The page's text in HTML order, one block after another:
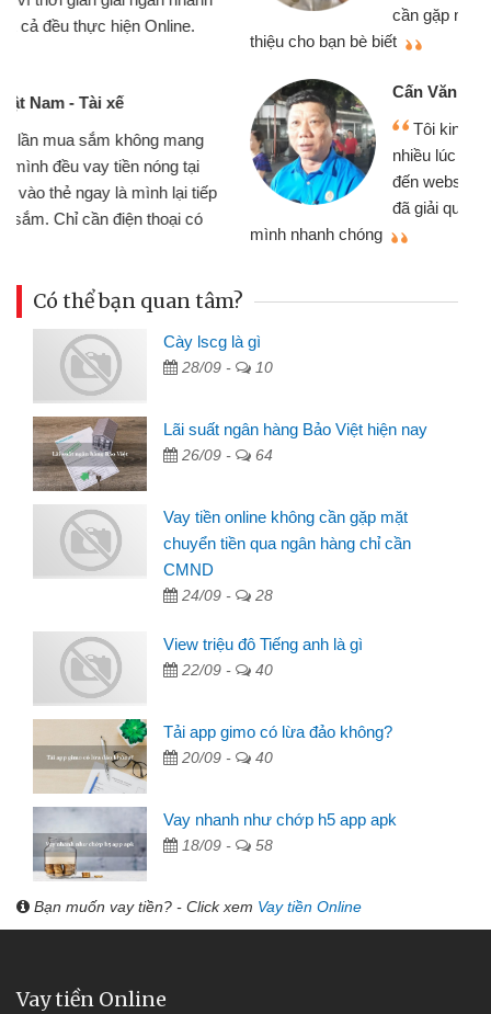
cần gặp mặt nên rất tiện lợi, sẽ giới
Cấn Văn Lực - Tạp hóa
Tôi kinh doanh buôn bán nhỏ lẻ
nhiều lúc cần vốn nhập hàng, nhờ biết
đến website qua bạn bè giới thiệu tôi
đã giải quyết được công việc của
Có thể bạn quan tâm?
Cày lscg là gì
28/09 - 10
Lãi suất ngân hàng Bảo Việt hiện nay
26/09 - 64
Vay tiền online không cần gặp mặt
chuyển tiền qua ngân hàng chỉ cần
CMND
24/09 - 28
View triệu đô Tiếng anh là gì
22/09 - 40
Tải app gimo có lừa đảo không?
20/09 - 40
Vay nhanh như chớp h5 app apk
18/09 - 58
Bạn muốn vay tiền? - Click xem Vay tiền Online
Vay tiền Online